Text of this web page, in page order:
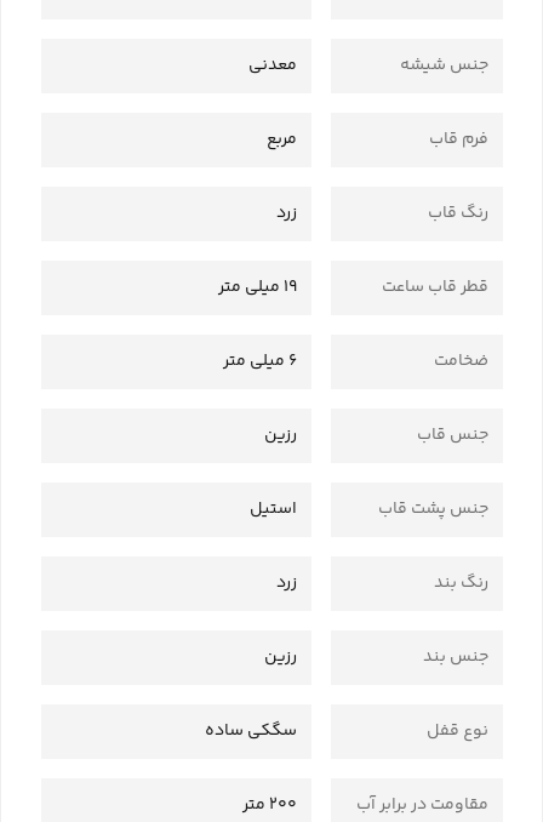
جنس شیشه معدنی
فرم قاب مربع
رنگ قاب زرد
قطر قاب ساعت 19 میلی متر
ضخامت 6 میلی متر
جنس قاب رزین
جنس پشت قاب استیل
رنگ بند زرد
جنس بند رزین
نوع قفل سگکی ساده
مقاومت در برابر آب 200 متر